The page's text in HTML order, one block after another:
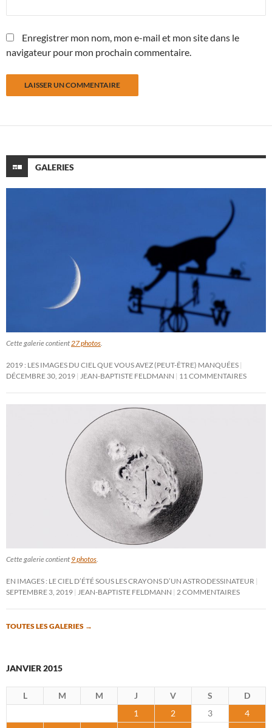
Enregistrer mon nom, mon e-mail et mon site dans le
navigateur pour mon prochain commentaire.
GALERIES
Cette galerie contient 27 photos
2019 : LES IMAGES DU CIEL QUE VOUS AVEZ (PEUT-ÊTRE) MANQUÉES
DÉCEMBRE 30, 2019
JEAN-BAPTISTE FELDMANN 11 COMMENTAIRES
Cette galerie contient 9 photos
EN IMAGES : LE CIEL D’ÉTÉ SOUS LES CRAYONS D’UN ASTRODESSINATEUR
SEPTEMBRE 3, 2019
JEAN-BAPTISTE FELDMANN 2 COMMENTAIRES
TOUTES LES GALERIES →
JANVIER 2015
L M M J V S
D
1
2 3
4